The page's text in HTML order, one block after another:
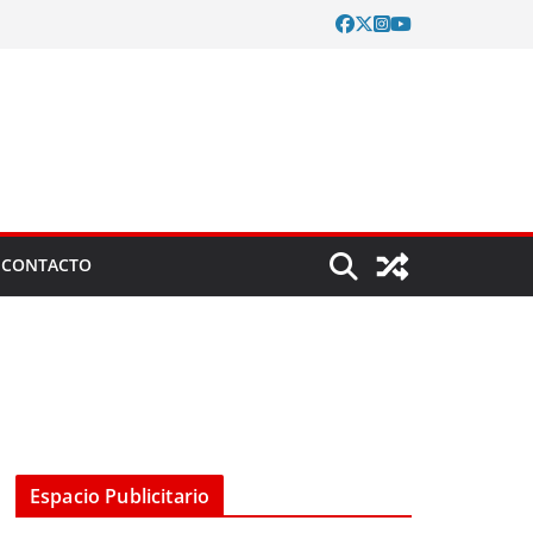
CONTACTO
Espacio Publicitario